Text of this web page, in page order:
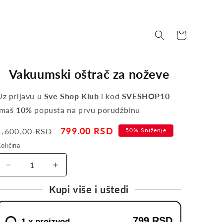
Korpa
Vakuumski oštrač za noževe
prijavu u Sve Shop Klub i kod SVESHOP10
10% popusta na prvu porudžbinu
RSD
Sale
799.00 RSD 50% Sniženje
Decrease
quantity
for
Vakuumski
Increase
quantity
for
Vakuumski
Kupi više i uštedi